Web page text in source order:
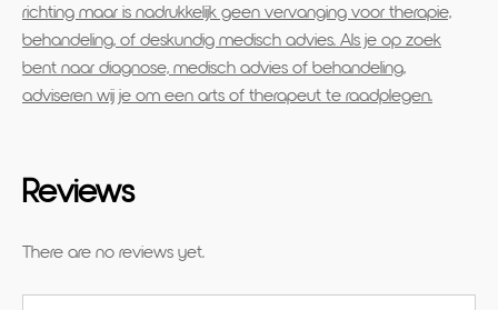
richting maar is nadrukkelijk geen vervanging voor therapie,
behandeling, of deskundig medisch advies. Als je op zoek
bent naar diagnose, medisch advies of behandeling,
adviseren wij je om een arts of therapeut te raadplegen.
Reviews
There are no reviews yet.